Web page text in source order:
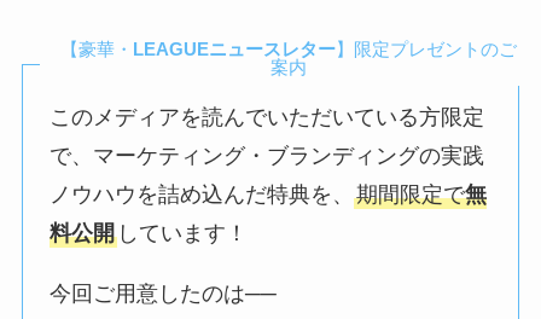
【豪華・ LEAGUEニュースレター】限定プレゼントのご
案内
このメディアを読んでいただいている方限定
で、マーケティング・ブランディングの実践
ノウハウを詰め込んだ特典を、期間限定で無
料公開 しています！
今回ご用意したのは──